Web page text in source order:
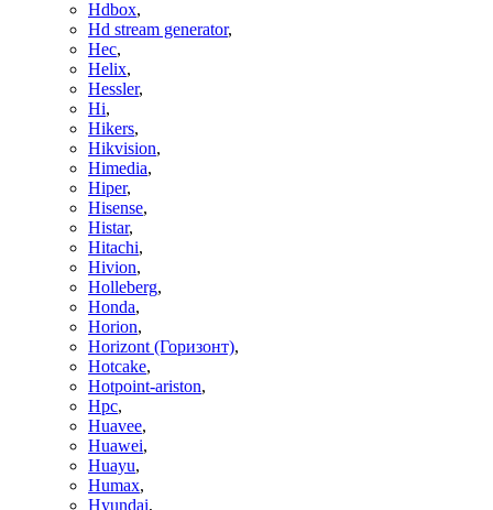
Hdbox,
Hd stream generator,
Hec,
Helix,
Hessler,
Hi,
Hikers,
Hikvision,
Himedia,
Hiper,
Hisense,
Histar,
Hitachi,
Hivion,
Holleberg,
Honda,
Horion,
Horizont (Горизонт),
Hotcake,
Hotpoint-ariston,
Hpc,
Huavee,
Huawei,
Huayu,
Humax,
Hyundai,